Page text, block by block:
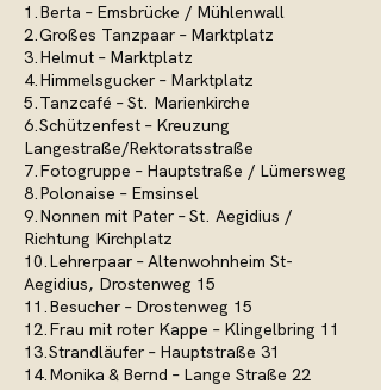
1.Berta – Emsbrücke / Mühlenwall
2.Großes Tanzpaar – Marktplatz
3.Helmut – Marktplatz
4.Himmelsgucker – Marktplatz
5.Tanzcafé – St. Marienkirche
6.Schützenfest – Kreuzung
Langestraße/Rektoratsstraße
7.Fotogruppe – Hauptstraße / Lümersweg
8.Polonaise – Emsinsel
9.Nonnen mit Pater – St. Aegidius /
Richtung Kirchplatz
10.Lehrerpaar – Altenwohnheim St-
Aegidius, Drostenweg 15
11.Besucher – Drostenweg 15
12.Frau mit roter Kappe – Klingelbring 11
13.Strandläufer – Hauptstraße 31
14.Monika & Bernd – Lange Straße 22